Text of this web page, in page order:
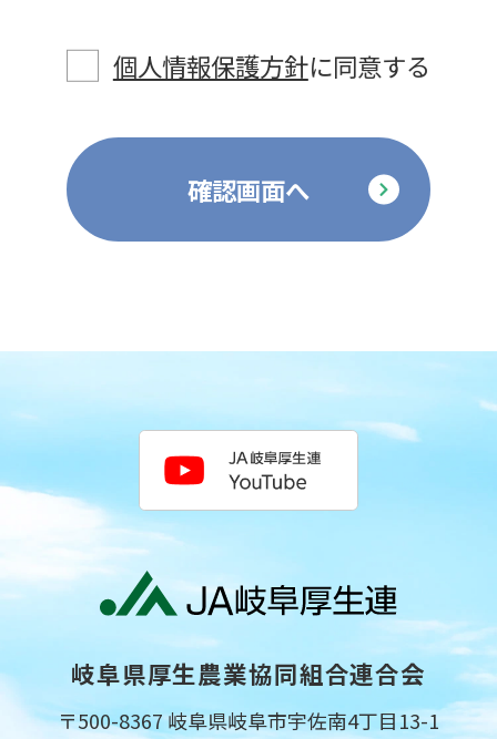
個人情報保護方針に同意する
岐阜県厚生農業協同組合連合会
〒500-8367 岐阜県岐阜市宇佐南4丁目13-1